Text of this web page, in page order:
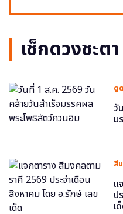
เช็กดวงชะตา
ดู
วั
ม
สี
แ
ป
เ